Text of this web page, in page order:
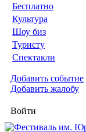
Бесплатно
Культура
Шоу биз
Туристу
Спектакли
Добавить событие
Добавить жалобу
Войти